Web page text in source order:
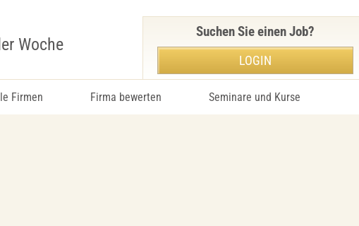
Woche
Firmen Firma bewerten Seminare und Kurse
Suchen Sie einen Job?
LOGIN